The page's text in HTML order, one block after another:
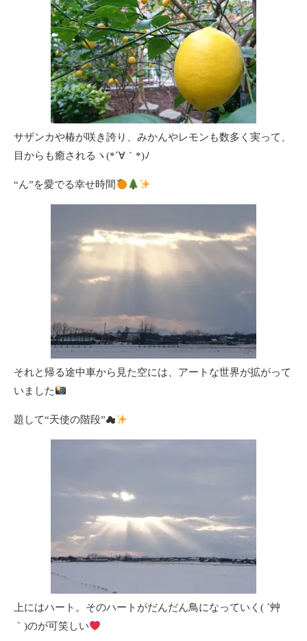
サザンカや椿が咲き誇り、みかんやレモンも数多く実って、
目からも癒されるヽ(*´∀｀*)ﾉ
“ん”を愛でる幸せ時間
それと帰る途中車から見た空には、アートな世界が拡がって
いました
題して“天使の階段”☁
上にはハート。そのハートがだんだん鳥になっていく( ´艸
｀)のが可笑しい